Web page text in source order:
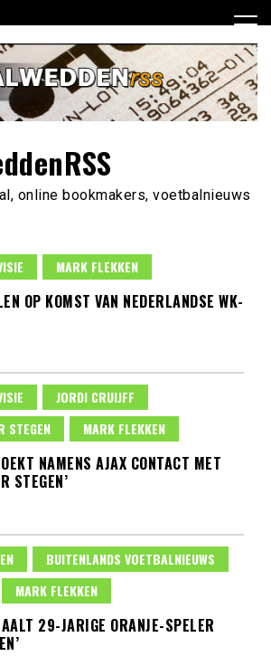
online bookmakers, voetbalnieuws
MARK FLEKKEN
OP KOMST VAN NEDERLANDSE WK-
JORDI CRUIJFF
STEGEN
MARK FLEKKEN
NAMENS AJAX CONTACT MET
STEGEN’
BUITENLANDS VOETBALNIEUWS
MARK FLEKKEN
29-JARIGE ORANJE-SPELER